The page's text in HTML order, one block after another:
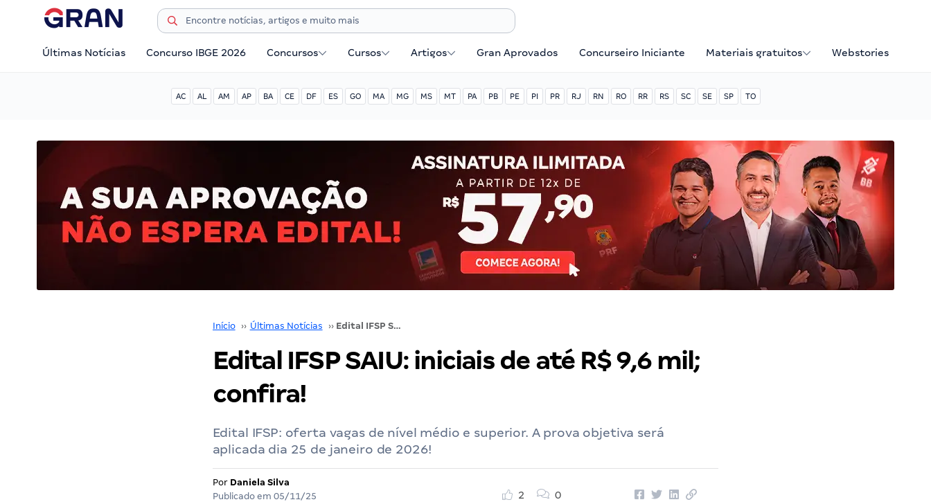
Últimas Notícias Concurso IBGE 2026 Concursos Cursos Artigos Gran Aprovados Concurseiro Iniciante Materiais gratuitos Webstories
AC AL AM AP BA CE DF ES GO MA MG MS MT PA PB PE PI PR RJ RN RO RR RS SC SE SP TO
Início ›› Últimas Notícias ›› Edital IFSP SAIU: iniciais de até R$ 9,6 mil; confira!
Edital IFSP SAIU: iniciais de até R$ 9,6 mil;
confira!
Edital IFSP: oferta vagas de nível médio e superior. A prova objetiva será
aplicada dia 25 de janeiro de 2026!
Por Daniela Silva
Publicado em 05/11/25
2 0